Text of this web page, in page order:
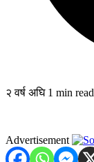
२ वर्ष अघि 1 min read
Advertisement